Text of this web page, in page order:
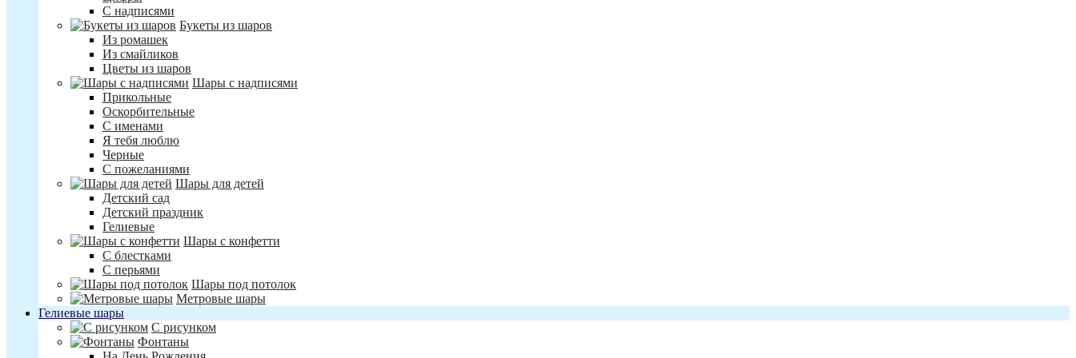
С надписями
Букеты из шаров
Из ромашек
Из смайликов
Цветы из шаров
Шары с надписями
Прикольные
Оскорбительные
С именами
Я тебя люблю
Черные
С пожеланиями
Шары для детей
Детский сад
Детский праздник
Гелиевые
Шары с конфетти
С блестками
С перьями
Шары под потолок
Метровые шары
Гелиевые шары
С рисунком
Фонтаны